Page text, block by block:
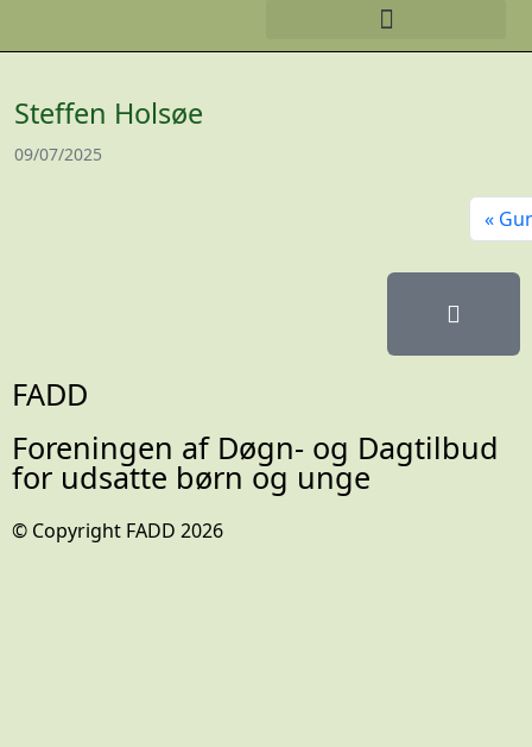
Steffen Holsøe
09/07/2025
FADD
Foreningen af Døgn- og Dagtilbud
for udsatte børn og unge
© Copyright FADD 2026